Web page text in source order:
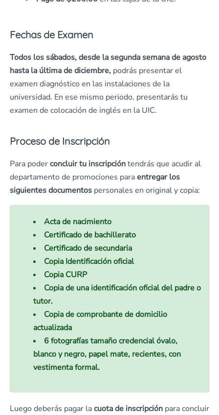
Fechas de Examen
Todos los sábados, desde la segunda semana de agosto
hasta la última de diciembre, podrás presentar el
examen diagnóstico en las instalaciones de la
universidad. En ese mismo periodo, presentarás tu
examen de colocación de inglés en la UIC.
Proceso de Inscripción
Para poderconcluir tu inscripcióntendrás que acudir al
departamento de promociones paraentregar los
siguientes documentos personales en original y copia:
Acta de nacimiento
Certificado de bachillerato
Certificado de secundaria
Copia Identificación oficial
Copia CURP
Copia de una identificación oficial del padre o
tutor.
Copia de comprobante de domicilio
actualizada
6 fotografías tamaño credencial óvalo,
blanco y negro, papel mate, recientes, con
vestimenta formal.
Luego deberás pagar lacuota de inscripción para concluir